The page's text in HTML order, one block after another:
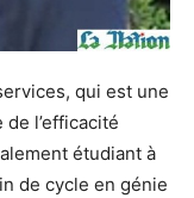
qui est une
l’efficacité
étudiant à
de cycle en génie